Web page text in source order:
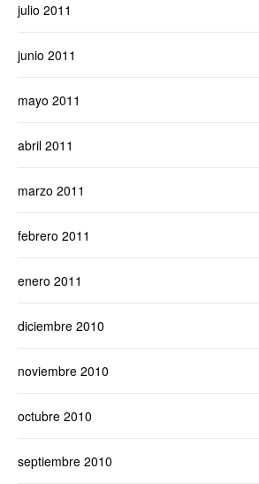
julio 2011
junio 2011
mayo 2011
abril 2011
marzo 2011
febrero 2011
enero 2011
diciembre 2010
noviembre 2010
octubre 2010
septiembre 2010